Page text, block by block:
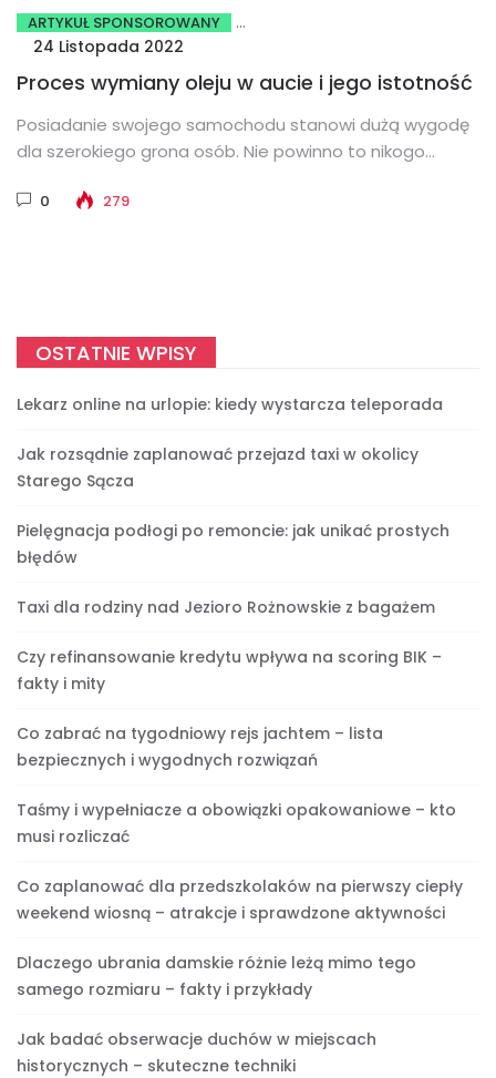
ARTYKUŁ SPONSOROWANY
24 Listopada 2022
Proces wymiany oleju w aucie i jego istotność
Posiadanie swojego samochodu stanowi dużą wygodę
dla szerokiego grona osób. Nie powinno to nikogo
0 279
OSTATNIE WPISY
Lekarz online na urlopie: kiedy wystarcza teleporada
Jak rozsądnie zaplanować przejazd taxi w okolicy
Starego Sącza
Pielęgnacja podłogi po remoncie: jak unikać prostych
błędów
Taxi dla rodziny nad Jezioro Rożnowskie z bagażem
Czy refinansowanie kredytu wpływa na scoring BIK –
fakty i mity
Co zabrać na tygodniowy rejs jachtem – lista
bezpiecznych i wygodnych rozwiązań
Taśmy i wypełniacze a obowiązki opakowaniowe – kto
musi rozliczać
Co zaplanować dla przedszkolaków na pierwszy ciepły
weekend wiosną – atrakcje i sprawdzone aktywności
Dlaczego ubrania damskie różnie leżą mimo tego
samego rozmiaru – fakty i przykłady
Jak badać obserwacje duchów w miejscach
historycznych – skuteczne techniki